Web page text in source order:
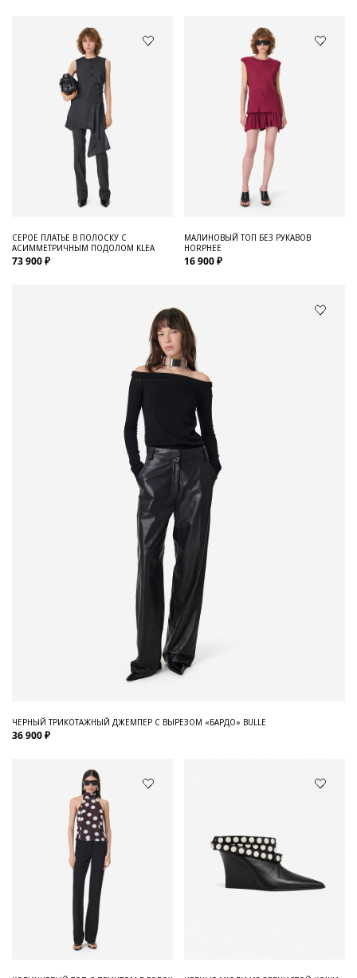
СЕРОЕ ПЛАТЬЕ В ПОЛОСКУ С
АСИММЕТРИЧНЫМ ПОДОЛОМ KLEA
73 900 ₽
МАЛИНОВЫЙ ТОП БЕЗ РУКАВОВ
HORPHEE
16 900 ₽
ЧЕРНЫЙ ТРИКОТАЖНЫЙ ДЖЕМПЕР С ВЫРЕЗОМ «БАРДО» BULLE
36 900 ₽